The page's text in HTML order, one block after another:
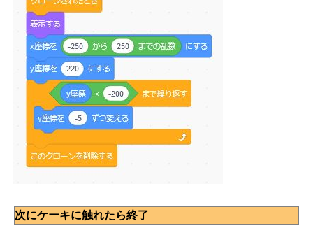
次にケーキに触れたら終了